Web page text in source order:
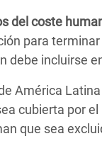
del coste
para
debe incluirse
América
cubierta por
que sea